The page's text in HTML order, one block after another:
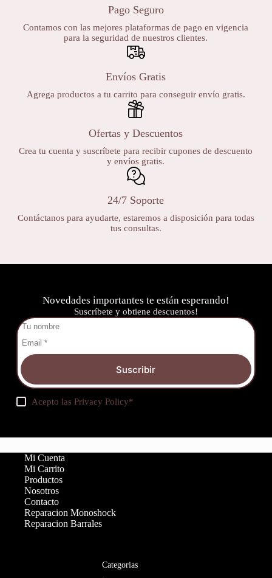
Pago Seguro
Contamos con las mejores plataformas de pago en vigencia
para la seguridad de nuestros clientes.
Envíos Gratis
Agrega productos a tu carrito para conseguir envío gratis.
Ofertas y Descuentos
Crea tu cuenta y suscríbete para recibir cupones de descuento
y envíos gratis.
24/7 Soporte
Contáctanos para ayudarte, estaremos a disposición para todas
tus consultas.
Novedades importantes te están esperando!
Suscríbete y obtiene descuentos!
Suscribir
Acepto lasPrivacy Policy*
Mi Cuenta
Mi Carrito
Productos
Nosotros
Contacto
Reparacion Monoshock
Reparacion Barrales
Categorias